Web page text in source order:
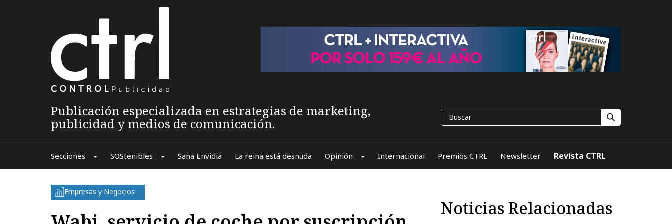
Publicación especializada en estrategias de marketing,
publicidad y medios de comunicación.
Secciones SOStenibles Sana Envidia La reina está desnuda Opinión Internacional Premios CTRL Newsletter Revista CTRL
Empresas y Negocios
Noticias Relacionadas